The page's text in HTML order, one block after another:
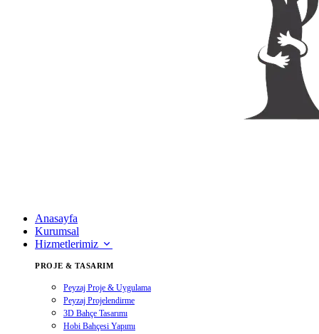
Anasayfa
Kurumsal
Hizmetlerimiz
PROJE & TASARIM
Peyzaj Proje & Uygulama
Peyzaj Projelendirme
3D Bahçe Tasarımı
Hobi Bahçesi Yapımı